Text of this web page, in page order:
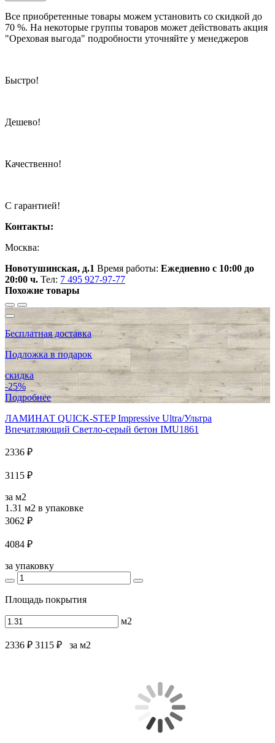
Все приобретенные товары можем установить со скидкой до
70 %. На некоторые группы товаров может действовать акция
"Ореховая выгода" подробности уточняйте у менеджеров
Быстро!
Дешево!
Качественно!
С гарантией!
Контакты:
Москва:
Новотушинская, д.1 Время работы: Ежедневно с 10:00 до
20:00 ч. Тел: 7 495 927-97-77
Похожие товары
Бесплатная доставка
Подложка в подарок
скидка
-25%
Подробнее
ЛАМИНАТ QUICK-STEP Impressive Ultra/Ультра
Впечатляющий Светло-серый бетон IMU1861
2336 ₽
3115 ₽
за м2
1.31 м2 в упаковке
3062 ₽
4084 ₽
за упаковку
Площадь покрытия
м2
2336 ₽ 3115 ₽ за м2